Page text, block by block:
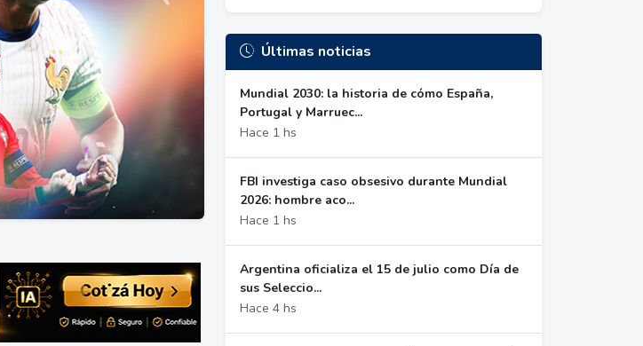
Últimas noticias
Mundial 2030: la historia de cómo España,
Portugal y Marruec...
Hace 1 hs
FBI investiga caso obsesivo durante Mundial
2026: hombre aco...
Hace 1 hs
Argentina oficializa el 15 de julio como Día de
sus Seleccio...
Hace 4 hs